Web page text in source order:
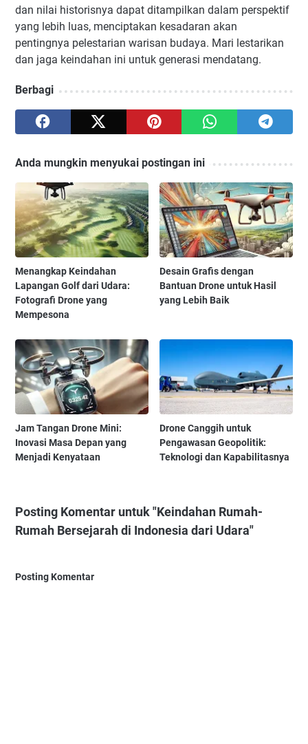
dan nilai historisnya dapat ditampilkan dalam perspektif
yang lebih luas, menciptakan kesadaran akan
pentingnya pelestarian warisan budaya. Mari lestarikan
dan jaga keindahan ini untuk generasi mendatang.
Berbagi
Anda mungkin menyukai postingan ini
Menangkap Keindahan
Lapangan Golf dari Udara:
Fotografi Drone yang
Mempesona
Desain Grafis dengan
Bantuan Drone untuk Hasil
yang Lebih Baik
Jam Tangan Drone Mini:
Inovasi Masa Depan yang
Menjadi Kenyataan
Drone Canggih untuk
Pengawasan Geopolitik:
Teknologi dan Kapabilitasnya
Posting Komentar untuk "Keindahan Rumah-
Rumah Bersejarah di Indonesia dari Udara"
Posting Komentar